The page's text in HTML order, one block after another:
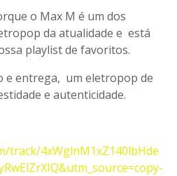
o Max M é um dos
da atualidade e está
playlist de favoritos.
e entrega, um eletropop de
e autenticidade.
track/4xWglnM1xZ140lbHde